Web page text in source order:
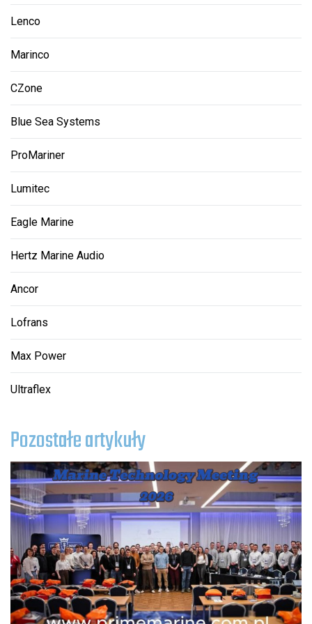
Lenco
Marinco
CZone
Blue Sea Systems
ProMariner
Lumitec
Eagle Marine
Hertz Marine Audio
Ancor
Lofrans
Max Power
Ultraflex
Pozostałe artykuły